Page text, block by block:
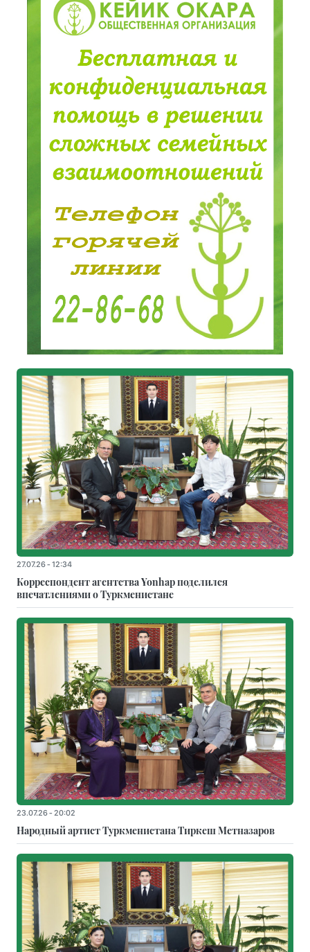
27.07.26 - 12:34
Корреспондент агентства Yonhap поделился
впечатлениями о Туркменистане
23.07.26 - 20:02
Народный артист Туркменистана Тиркеш Мeтназаров